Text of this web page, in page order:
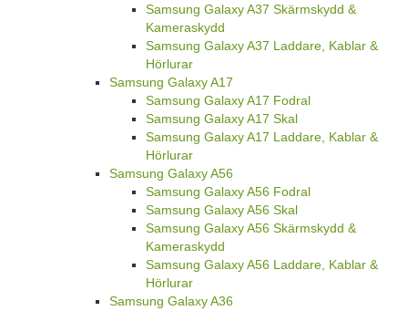
Samsung Galaxy A37 Skärmskydd &
Kameraskydd
Samsung Galaxy A37 Laddare, Kablar &
Hörlurar
Samsung Galaxy A17
Samsung Galaxy A17 Fodral
Samsung Galaxy A17 Skal
Samsung Galaxy A17 Laddare, Kablar &
Hörlurar
Samsung Galaxy A56
Samsung Galaxy A56 Fodral
Samsung Galaxy A56 Skal
Samsung Galaxy A56 Skärmskydd &
Kameraskydd
Samsung Galaxy A56 Laddare, Kablar &
Hörlurar
Samsung Galaxy A36